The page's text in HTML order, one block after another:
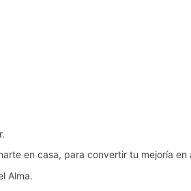
en casa, para convertir tu mejoría
Alma.